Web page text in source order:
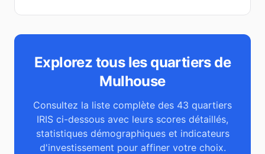
Explorez tous les quartiers de
Mulhouse
Consultez la liste complète des 43 quartiers
IRIS ci-dessous avec leurs scores détaillés,
statistiques démographiques et indicateurs
d'investissement pour affiner votre choix.